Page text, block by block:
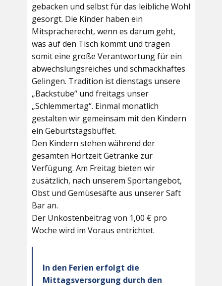
gebacken und selbst für das leibliche Wohl
gesorgt. Die Kinder haben ein
Mitspracherecht, wenn es darum geht,
was auf den Tisch kommt und tragen
somit eine große Verantwortung für ein
abwechslungsreiches und schmackhaftes
Gelingen. Tradition ist dienstags unsere
„Backstube“ und freitags unser
„Schlemmertag“. Einmal monatlich
gestalten wir gemeinsam mit den Kindern
ein Geburtstagsbuffet.
Den Kindern stehen während der
gesamten Hortzeit Getränke zur
Verfügung. Am Freitag bieten wir
zusätzlich, nach unserem Sportangebot,
Obst und Gemüsesäfte aus unserer Saft
Bar an.
Der Unkostenbeitrag von 1,00 € pro
Woche wird im Voraus entrichtet.
In den Ferien erfolgt die
Mittagsversorgung durch den